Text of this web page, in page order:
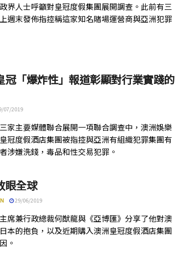
界人士呼籲對皇冠度假集團展開調查。此前有三
週末發佈指控稱這家知名賭場運營商與亞洲犯罪
冠「爆炸性」報道彰顯對行業實踐的
07/2019
家主要媒體聯合展開一項聯合調查中，澳洲娛樂
冠度假酒店集團被指控與亞洲有組織犯罪集團有
涉嫌洗錢，毒品和性交易犯罪。
眼全球
29/06/2019
席兼行政總裁何猷龍與《亞博匯》分享了他對澳
本的抱負，以及近期購入澳洲皇冠度假酒店集團
。